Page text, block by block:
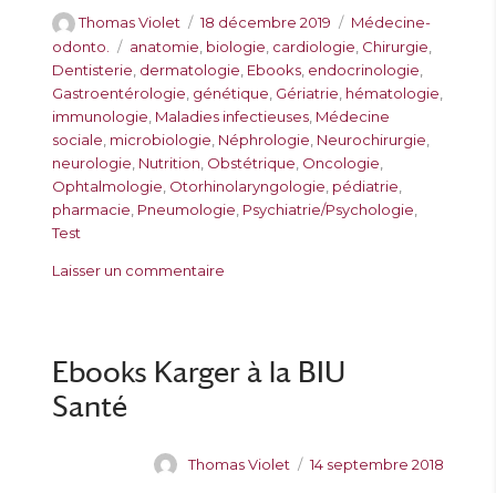
A
u
t
e
u
r
Thomas Violet
P
u
b
l
i
é
e
18 décembre 2019
C
a
t
é
g
o
r
i
e
Médecine-
odonto.
É
t
i
q
u
e
t
t
anatomie biologie cardiologie Chirurgie
Dentisterie dermatologie Ebooks endocrinologie
Gastroentérologie génétique Gériatrie hématologie
immunologie Maladies infectieuses Médecine
sociale microbiologie Néphrologie Neurochirurgie
neurologie Nutrition Obstétrique Oncologie
Ophtalmologie Otorhinolaryngologie pédiatrie
pharmacie Pneumologie Psychiatrie/Psychologie
Test
Laisser un commentaire
4
Ebooks Karger à la BIU
Santé
A
Thomas Violet
P
14 septembre 2018